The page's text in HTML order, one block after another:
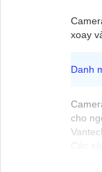
xoay
cho